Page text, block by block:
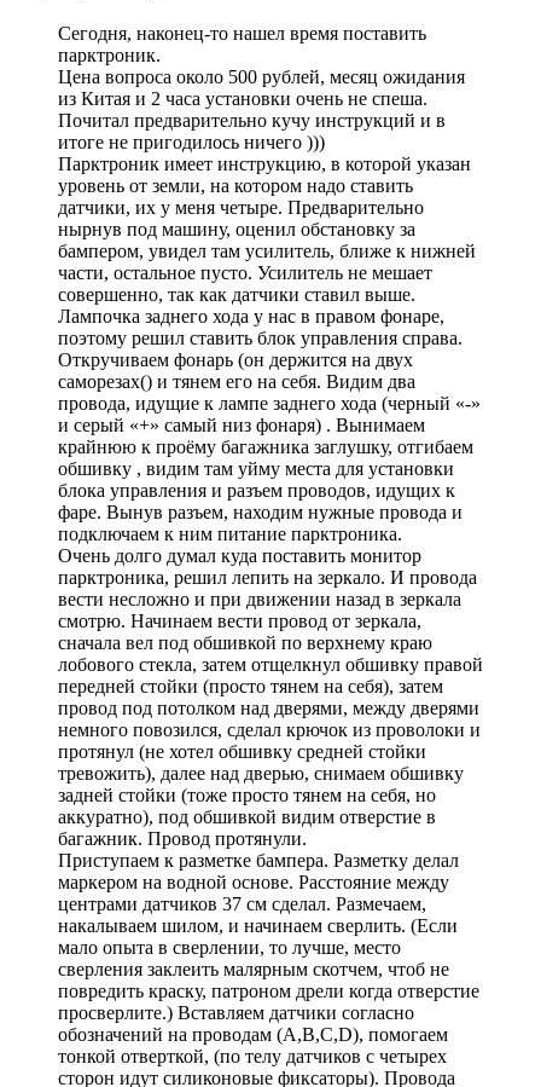
Сегодня, наконец-то нашел время поставить
парктроник.
Цена вопроса около 500 рублей, месяц ожидания
из Китая и 2 часа установки очень не спеша.
Почитал предварительно кучу инструкций и в
итоге не пригодилось ничего )))
Парктроник имеет инструкцию, в которой указан
уровень от земли, на котором надо ставить
датчики, их у меня четыре. Предварительно
нырнув под машину, оценил обстановку за
бампером, увидел там усилитель, ближе к нижней
части, остальное пусто. Усилитель не мешает
совершенно, так как датчики ставил выше.
Лампочка заднего хода у нас в правом фонаре,
поэтому решил ставить блок управления справа.
Откручиваем фонарь (он держится на двух
саморезах() и тянем его на себя. Видим два
провода, идущие к лампе заднего хода (черный «-»
и серый «+» самый низ фонаря) . Вынимаем
крайнюю к проёму багажника заглушку, отгибаем
обшивку , видим там уйму места для установки
блока управления и разъем проводов, идущих к
фаре. Вынув разъем, находим нужные провода и
подключаем к ним питание парктроника.
Очень долго думал куда поставить монитор
парктроника, решил лепить на зеркало. И провода
вести несложно и при движении назад в зеркала
смотрю. Начинаем вести провод от зеркала,
сначала вел под обшивкой по верхнему краю
лобового стекла, затем отщелкнул обшивку правой
передней стойки (просто тянем на себя), затем
провод под потолком над дверями, между дверями
немного повозился, сделал крючок из проволоки и
протянул (не хотел обшивку средней стойки
тревожить), далее над дверью, снимаем обшивку
задней стойки (тоже просто тянем на себя, но
аккуратно), под обшивкой видим отверстие в
багажник. Провод протянули.
Приступаем к разметке бампера. Разметку делал
маркером на водной основе. Расстояние между
центрами датчиков 37 см сделал. Размечаем,
накалываем шилом, и начинаем сверлить. (Если
мало опыта в сверлении, то лучше, место
сверления заклеить малярным скотчем, чтоб не
повредить краску, патроном дрели когда отверстие
просверлите.) Вставляем датчики согласно
обозначений на проводам (A,B,C,D), помогаем
тонкой отверткой, (по телу датчиков с четырех
сторон идут силиконовые фиксаторы). Провода